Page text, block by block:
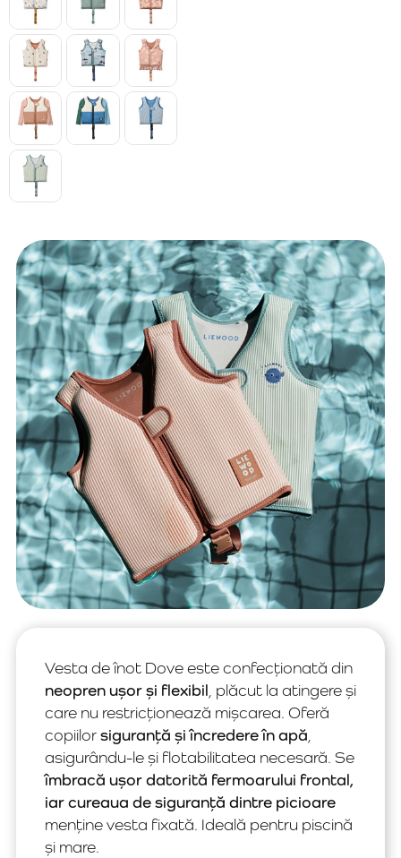
Vesta de înot Dove este confecționată din
neopren ușor și flexibil , plăcut la atingere și
care nu restricționează mișcarea. Oferă
copiilorsiguranță și încredere în apă
asigurându-le și flotabilitatea necesară. Se
îmbracă ușor datorită fermoarului frontal,
iar cureaua de siguranță dintre picioare
menține vesta fixată. Ideală pentru piscină
și mare.